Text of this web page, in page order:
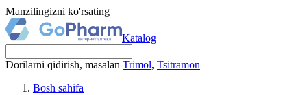
Manzilingizni ko'rsating
Katalog
Dorilarni qidirish, masalan Trimol, Tsitramon
Bosh sahifa